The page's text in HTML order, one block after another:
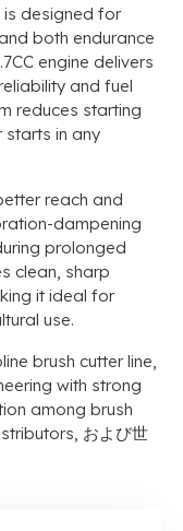
is designed for
both endurance
engine delivers
and fuel
reduces starting
starts in any
reach and
dampening
prolonged
clean, sharp
it ideal for
use.
brush cutter line,
with strong
among brush
, および世